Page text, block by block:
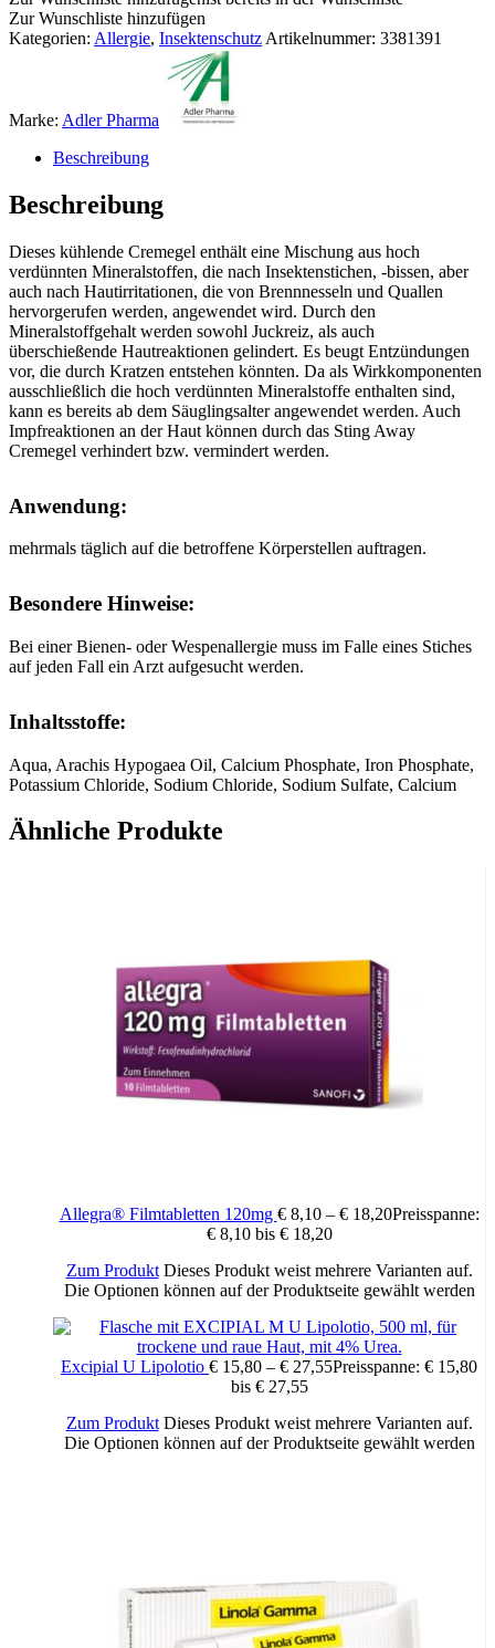
Zur Wunschliste hinzufügen
Kategorien: Allergie, Insektenschutz Artikelnummer: 3381391
Marke: Adler Pharma
Beschreibung
Beschreibung
Dieses kühlende Cremegel enthält eine Mischung aus hoch
verdünnten Mineralstoffen, die nach Insektenstichen, -bissen, aber
auch nach Hautirritationen, die von Brennnesseln und Quallen
hervorgerufen werden, angewendet wird. Durch den
Mineralstoffgehalt werden sowohl Juckreiz, als auch
überschießende Hautreaktionen gelindert. Es beugt Entzündungen
vor, die durch Kratzen entstehen könnten. Da als Wirkkomponenten
ausschließlich die hoch verdünnten Mineralstoffe enthalten sind,
kann es bereits ab dem Säuglingsalter angewendet werden. Auch
Impfreaktionen an der Haut können durch das Sting Away
Cremegel verhindert bzw. vermindert werden.
Anwendung:
mehrmals täglich auf die betroffene Körperstellen auftragen.
Besondere Hinweise:
Bei einer Bienen- oder Wespenallergie muss im Falle eines Stiches
auf jeden Fall ein Arzt aufgesucht werden.
Inhaltsstoffe:
Aqua, Arachis Hypogaea Oil, Calcium Phosphate, Iron Phosphate,
Potassium Chloride, Sodium Chloride, Sodium Sulfate, Calcium
Alcohol, Decyl Oleate, Sodium Cetearyl Sulfate,
Ethylhexylglycerin, Oleth-5, Tocopherol, Magnesium Sulfate,
Ähnliche Produkte
Allegra® Filmtabletten 120mg €8,10 – €18,20Preisspanne:
€ 8,10 bis € 18,20
Zum Produkt Dieses Produkt weist mehrere Varianten auf.
Die Optionen können auf der Produktseite gewählt werden
Excipial U Lipolotio € 15,80 – € 27,55Preisspanne: € 15,80
bis € 27,55
Zum Produkt Dieses Produkt weist mehrere Varianten auf.
Die Optionen können auf der Produktseite gewählt werden